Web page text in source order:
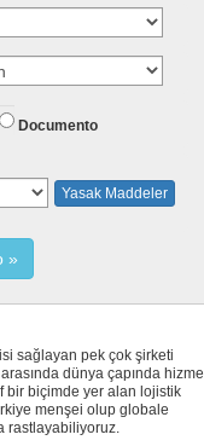
Documento
Yasak Maddeler
sağlayan pek çok şirketi
dünya çapında
bir biçimde yer alan lojistik
menşei olup globale
rastlayabiliyoruz.